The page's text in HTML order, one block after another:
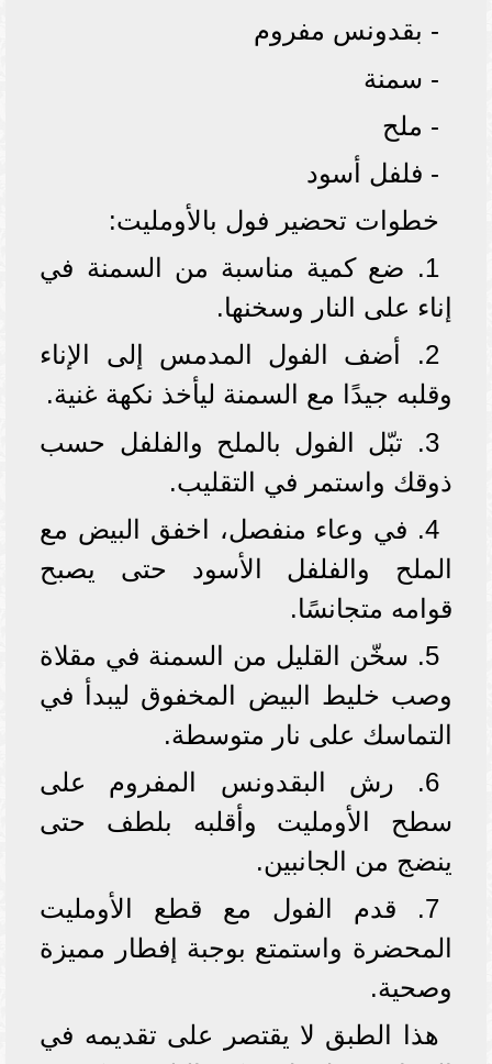
- بقدونس مفروم
- سمنة
- ملح
- فلفل أسود
خطوات تحضير فول بالأومليت:
1. ضع كمية مناسبة من السمنة في
إناء على النار وسخنها.
2. أضف الفول المدمس إلى الإناء
وقلبه جيدًا مع السمنة ليأخذ نكهة غنية.
3. تبّل الفول بالملح والفلفل حسب
ذوقك واستمر في التقليب.
4. في وعاء منفصل، اخفق البيض مع
الملح والفلفل الأسود حتى يصبح
قوامه متجانسًا.
5. سخّن القليل من السمنة في مقلاة
وصب خليط البيض المخفوق ليبدأ في
التماسك على نار متوسطة.
6. رش البقدونس المفروم على
سطح الأومليت وأقلبه بلطف حتى
ينضج من الجانبين.
7. قدم الفول مع قطع الأومليت
المحضرة واستمتع بوجبة إفطار مميزة
وصحية.
هذا الطبق لا يقتصر على تقديمه في